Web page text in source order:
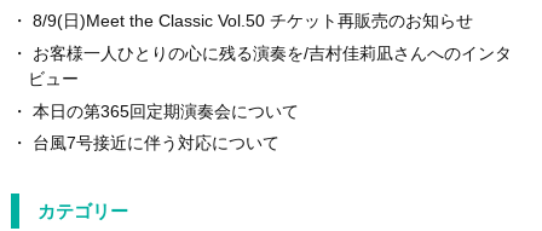
8/9(日)Meet the Classic Vol.50 チケット再販売のお知らせ
お客様一人ひとりの心に残る演奏を/吉村佳莉凪さんへのインタ
ビュー
本日の第365回定期演奏会について
台風7号接近に伴う対応について
カテゴリー